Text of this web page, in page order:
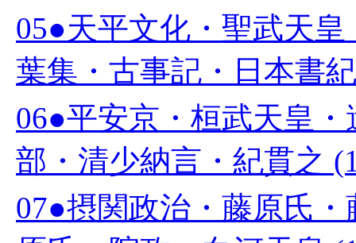
05●天平文化・聖武天
葉集・古事記・日本書
06●平安京・桓武天皇
部・清少納言・紀貫之
07●摂関政治・藤原氏